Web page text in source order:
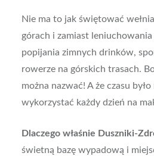
Nie ma to jak świętować
górach i zamiast
popijania zimnych drinków,
rowerze na górskich trasach.
można nazwać! A że czasu było
wykorzystać każdy dzień na
Dlaczego właśnie Duszniki-
świetną bazę wypadową i